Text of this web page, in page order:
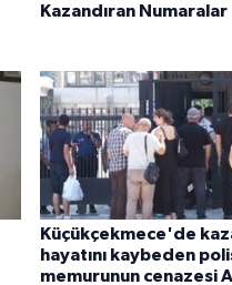
Kazandıran Numaralar
Küçükçekmece'de
hayatını kaybeden
memurunun cenazesi